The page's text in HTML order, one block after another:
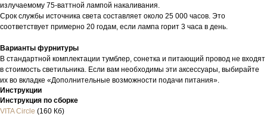
излучаемому 75-ваттной лампой накаливания.
Срок службы источника света составляет около 25 000 часов. Это
соответствует примерно 20 годам, если лампа горит 3 часа в день.
Варианты фурнитуры
В стандартной комплектации тумблер, сонетка и питающий провод не входят
в стоимость светильника. Если вам необходимы эти аксессуары, выбирайте
их во вкладке «Дополнительные возможности подачи питания».
Инструкции
Инструкция по сборке
VITA Circle (160 Кб)
Сайт запустила Молния